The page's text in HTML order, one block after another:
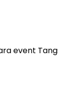
event